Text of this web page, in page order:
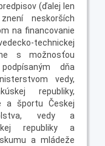
(ďalej len
neskorších
na financovanie
technickej
s možnosťou
dňa
vedy,
republiky,
a športu Českej
vedy a
republiky a
a mládeže